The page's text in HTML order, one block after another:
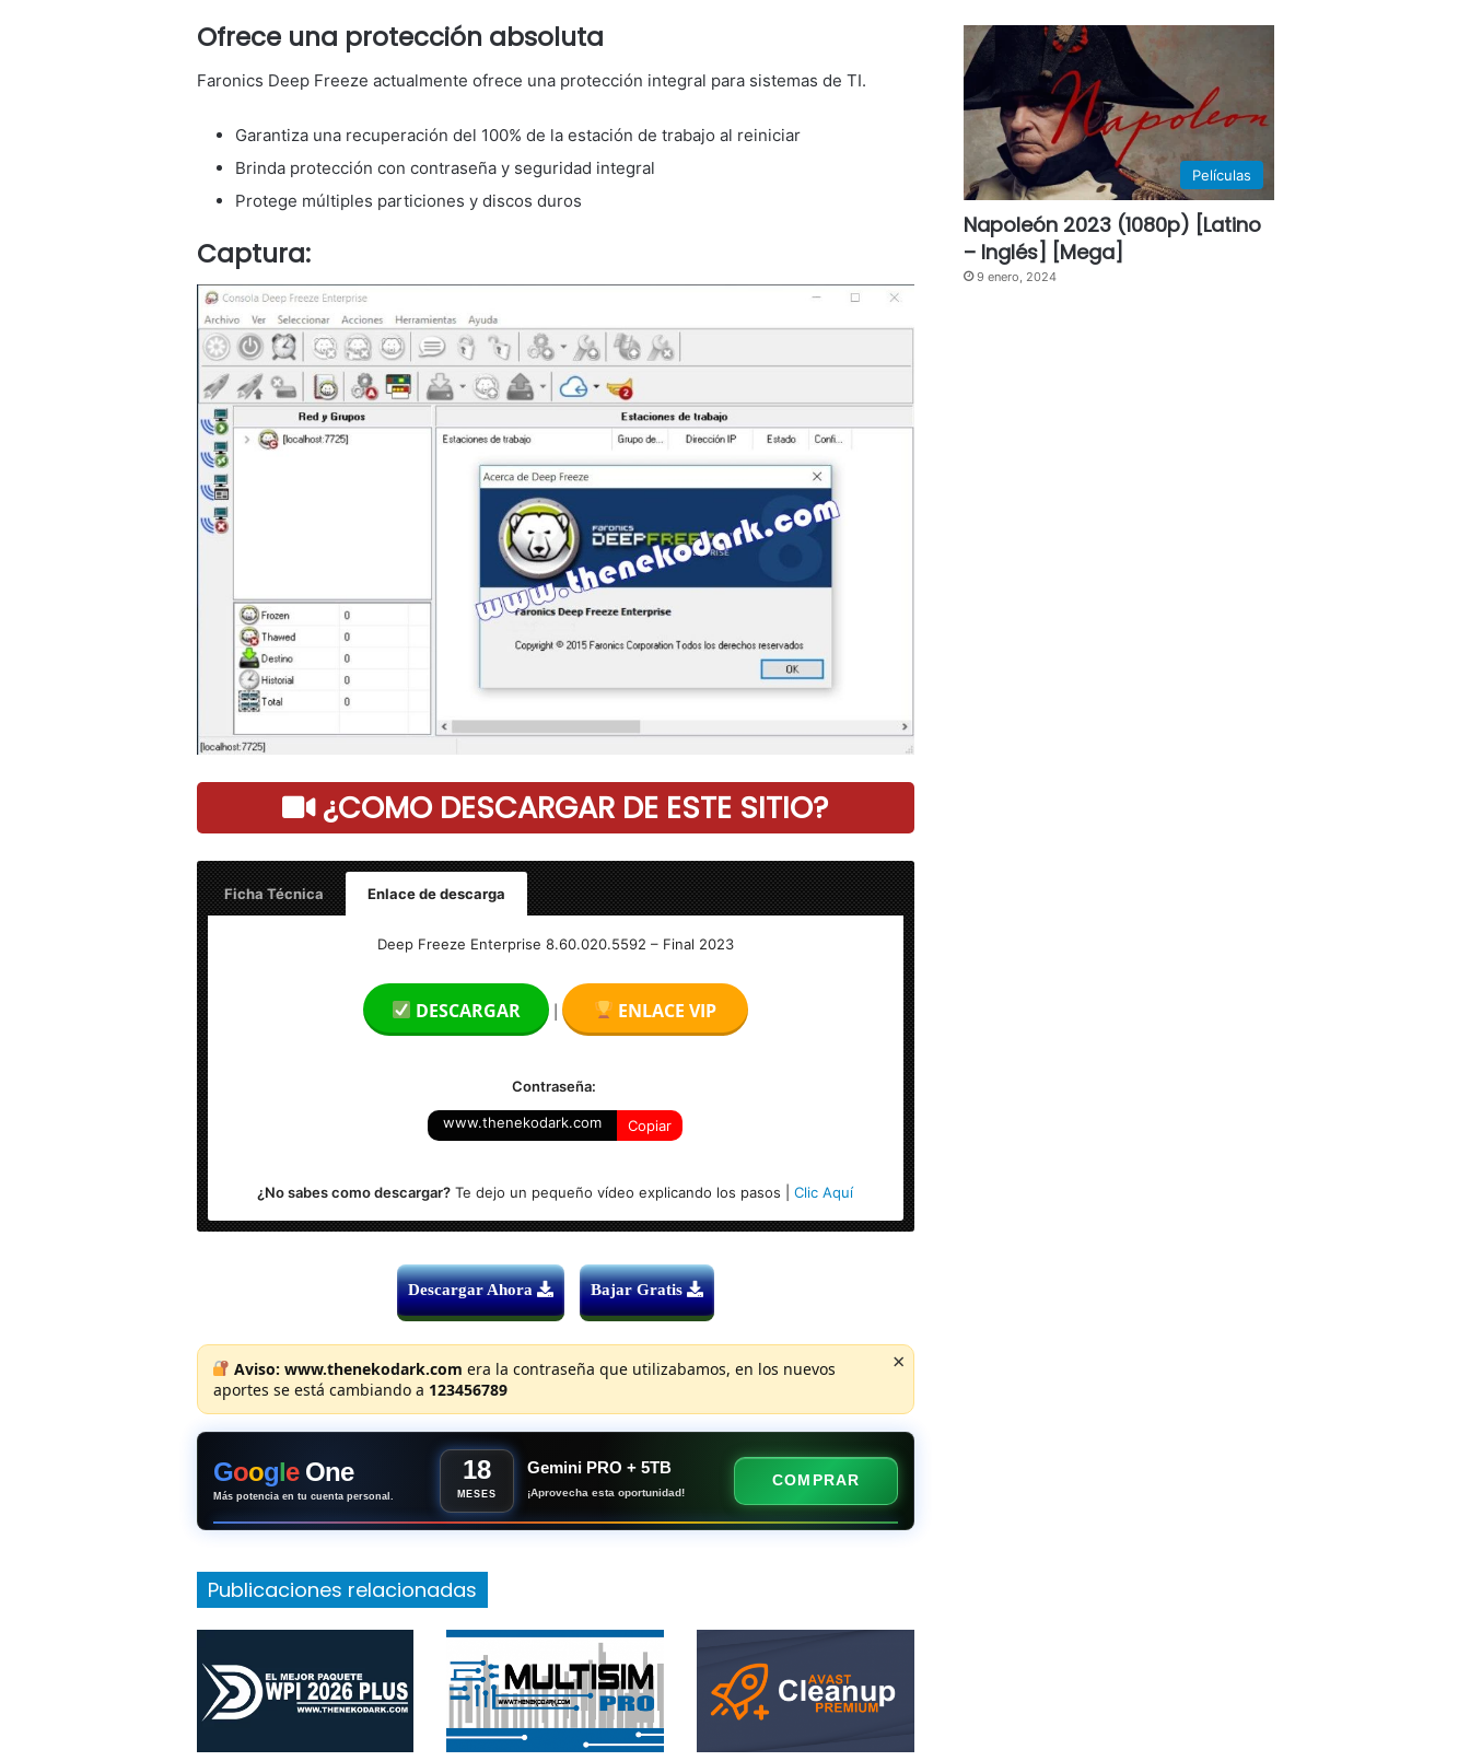
Ofrece una protección absoluta
Faronics Deep Freeze actualmente ofrece una protección integral para sistemas de TI.
Garantiza una recuperación del 100% de la estación de trabajo al reiniciar
Brinda protección con contraseña y seguridad integral
Protege múltiples particiones y discos duros
Captura:
¿COMO DESCARGAR DE ESTE SITIO?
Ficha Técnica
Enlace de descarga
Arquitectura: x86 y x64 Bits
Deep Freeze Enterprise 8.60.020.5592 – Final 2023
DESCARGAR | ENLACE VIP
Contraseña:
www.thenekodark.com Copiar
¿No sabes como descargar? Te dejo un pequeño vídeo explicando los pasos |Clic Aquí
Descargar Ahora Bajar Gratis
Aviso: www.thenekodark.com era la contraseña que utilizabamos, en los nuevos
aportes se está cambiando a 123456789
×
Google One
Más potencia en tu cuenta personal.
18
MESES
Gemini PRO + 5TB
¡Aprovecha esta oportunidad!
COMPRAR
Publicaciones relacionadas
Películas
Napoleón 2023 (1080p) [Latino
– Inglés] [Mega]
9 enero, 2024